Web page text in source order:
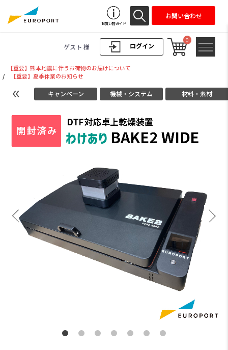
ログイン
ゲスト 様
0
お買い物ガイド
お問い合わせ
【重要】熊本地震に伴うお荷物のお届けについて
/
【重要】夏季休業のお知らせ
キャンペーン 機械・システム 材料・素材